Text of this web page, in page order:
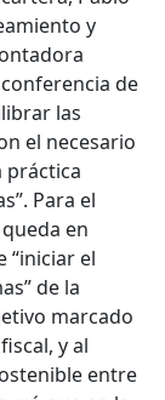
y
de
las
el necesario
práctica
Para el
en
“iniciar el
de la
marcado
y al
entre